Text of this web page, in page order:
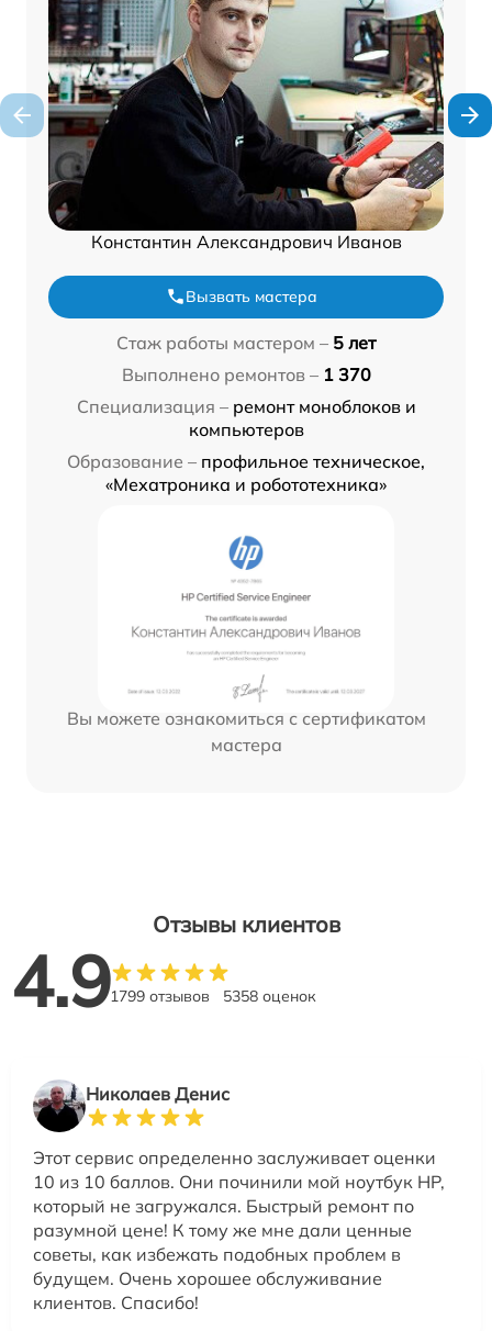
Константин Александрович Иванов
Вызвать мастера
Стаж работы мастером – 5 лет
Выполнено ремонтов – 1 370
Специализация – ремонт моноблоков и
компьютеров
Образование – профильное техническое,
«Мехатроника и робототехника»
Вы можете ознакомиться с сертификатом
мастера
Отзывы клиентов
4.91799 отзывов 5358 оценок
Николаев Денис
Этот сервис определенно заслуживает оценки
10 из 10 баллов. Они починили мой ноутбук HP,
который не загружался. Быстрый ремонт по
разумной цене! К тому же мне дали ценные
советы, как избежать подобных проблем в
будущем. Очень хорошее обслуживание
клиентов. Спасибо!